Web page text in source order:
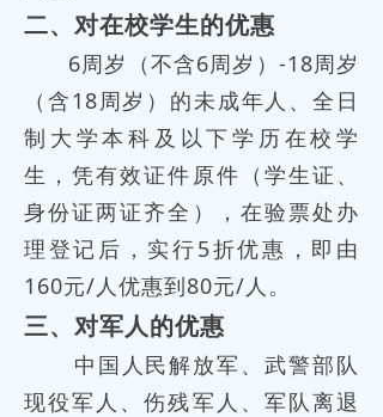
二、对在校学生的优惠
6周岁（不含6周岁）-18周岁
（含18周岁）的未成年人、全日
制大学本科及以下学历在校学
生，凭有效证件原件（学生证、
身份证两证齐全），在验票处办
理登记后，实行5折优惠，即由
160元/人优惠到80元/人。
三、对军人的优惠
中国人民解放军、武警部队
现役军人、伤残军人、军队离退